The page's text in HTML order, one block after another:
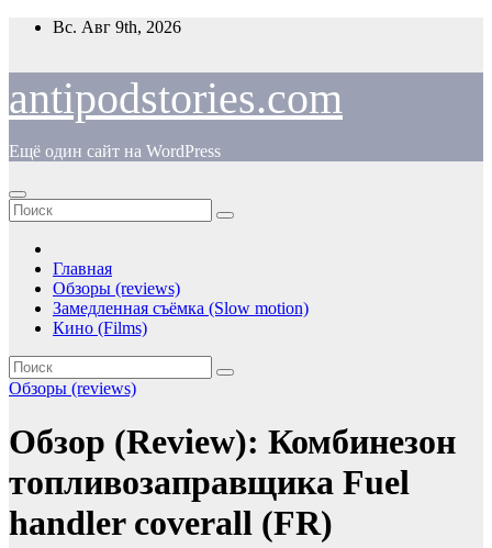
ПерейтиВс. Авг 9th, 2026
antipodstories.com
Ещё один сайт на WordPress
Главная
Обзоры (reviews)
Замедленная съёмка (Slow motion)
Кино (Films)
Обзоры (reviews)
Обзор (Review): Комбинезон
топливозаправщика Fuel
handler coverall (FR)